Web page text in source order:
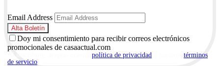
Email Address
Doy mi consentimiento para recibir correos electrónicos
promocionales de casaactual.com
política de privacidad
términos
de servicio